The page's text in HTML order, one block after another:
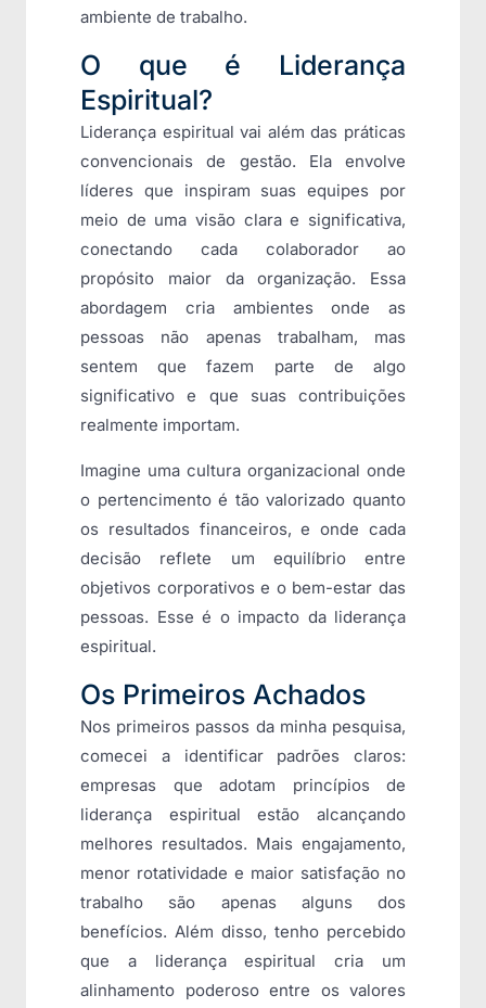
ambiente de trabalho.
O que é Liderança
Espiritual?
Liderança espiritual vai além das práticas
convencionais de gestão. Ela envolve
líderes que inspiram suas equipes por
meio de uma visão clara e significativa,
conectando cada colaborador ao
propósito maior da organização. Essa
abordagem cria ambientes onde as
pessoas não apenas trabalham, mas
sentem que fazem parte de algo
significativo e que suas contribuições
realmente importam.
Imagine uma cultura organizacional onde
o pertencimento é tão valorizado quanto
os resultados financeiros, e onde cada
decisão reflete um equilíbrio entre
objetivos corporativos e o bem-estar das
pessoas. Esse é o impacto da liderança
espiritual.
Os Primeiros Achados
Nos primeiros passos da minha pesquisa,
comecei a identificar padrões claros:
empresas que adotam princípios de
liderança espiritual estão alcançando
melhores resultados. Mais engajamento,
menor rotatividade e maior satisfação no
trabalho são apenas alguns dos
benefícios. Além disso, tenho percebido
que a liderança espiritual cria um
alinhamento poderoso entre os valores